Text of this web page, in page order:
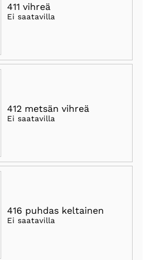
411 vihreä
Ei saatavilla
412 metsän vihreä
Ei saatavilla
416 puhdas keltainen
Ei saatavilla